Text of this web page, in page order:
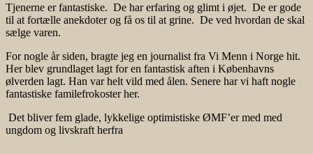
Tjenerne er fantastiske. De har erfaring og glimt i øjet. De er gode
til at fortælle anekdoter og få os til at grine. De ved hvordan de skal
sælge varen.
For nogle år siden, bragte jeg en journalist fra Vi Menn i Norge hit.
Her blev grundlaget lagt for en fantastisk aften i Københavns
ølverden lagt. Han var helt vild med ålen. Senere har vi haft nogle
fantastiske familefrokoster her.
Det bliver fem glade, lykkelige optimistiske ØMF’er med med
ungdom og livskraft herfra